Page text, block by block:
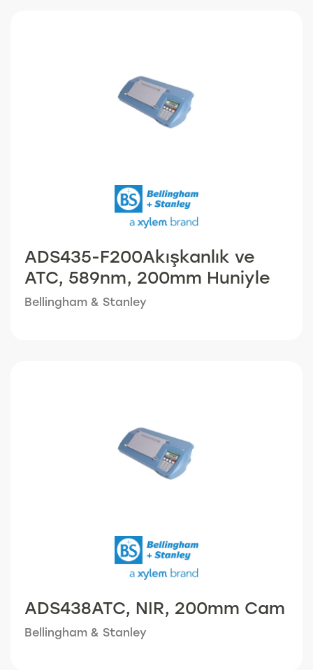
ADS435-F200Akışkanlık ve
ATC, 589nm, 200mm Huniyle
Bellingham & Stanley
ADS438ATC, NIR, 200mm Cam
Bellingham & Stanley